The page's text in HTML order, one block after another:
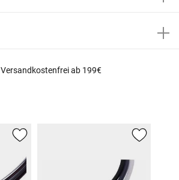
Versandkostenfrei ab 199€